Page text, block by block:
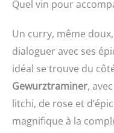
Quel vin pour
Un curry, même
dialoguer avec ses
idéal se trouve du
Gewurztraminer,
litchi, de rose et
magnifique à la